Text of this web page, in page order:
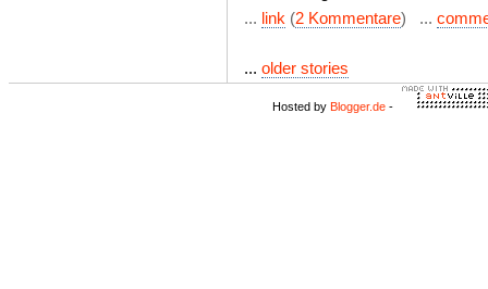
... link (2 Kommentare) ...
... older stories
Hosted by Blogger.de -